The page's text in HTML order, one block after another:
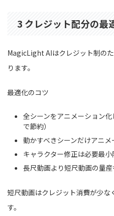
3 クレジット配分の最
MagicLight AIはクレジット制の
ります。
最適化のコツ
全シーンをアニメーション
で節約）
動かすべきシーンだけアニ
キャラクター修正は必要最小
長尺動画より短尺動画の量
短尺動画はクレジット消費が少
す。